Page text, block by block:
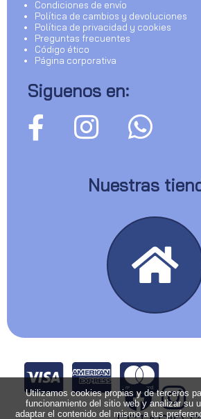
Condiciones de envío
Política de cambios y devoluciones
Política de privacidad y cookies
Preguntas frecuentes
Código ético
Página corporativa
Siguenos en:
Nuestras
Utilizamos cookies propias y de terceros
funcionamiento del sitio web y analizar su
adaptar el contenido del mismo a tus